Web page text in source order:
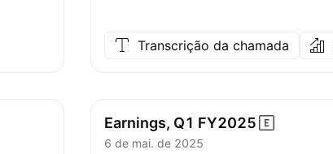
Transcrição da chamada
Earnings, Q1 FY2025
6 de mai. de 2025